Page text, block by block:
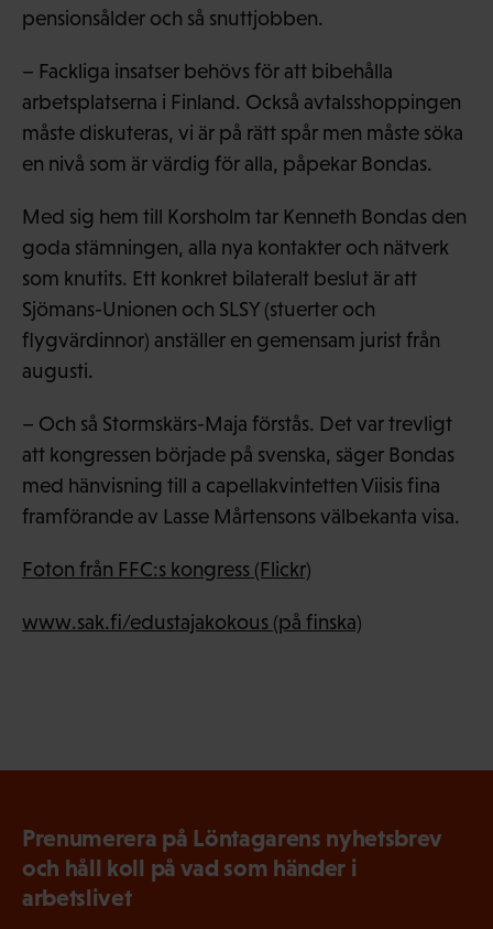
pensionsålder och så snuttjobben.
– Fackliga insatser behövs för att bibehålla
arbetsplatserna i Finland. Också avtalsshoppingen
måste diskuteras, vi är på rätt spår men måste söka
en nivå som är värdig för alla, påpekar Bondas.
Med sig hem till Korsholm tar Kenneth Bondas den
goda stämningen, alla nya kontakter och nätverk
som knutits. Ett konkret bilateralt beslut är att
Sjömans-Unionen och SLSY (stuerter och
flygvärdinnor) anställer en gemensam jurist från
augusti.
– Och så Stormskärs-Maja förstås. Det var trevligt
att kongressen började på svenska, säger Bondas
med hänvisning till a capellakvintetten Viisis fina
framförande av Lasse Mårtensons välbekanta visa.
Foton från FFC:s kongress (Flickr)
www.sak.fi/edustajakokous (på finska)
Prenumerera på Löntagarens nyhetsbrev
och håll koll på vad som händer i
arbetslivet